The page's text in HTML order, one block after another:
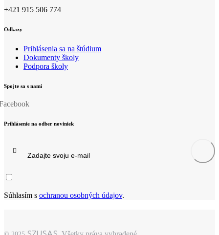
+421 915 506 774
Odkazy
Prihlásenia sa na štúdium
Dokumenty školy
Podpora školy
Spojte sa s nami
Prihlásenie na odber noviniek
Súhlasím s ochranou osobných údajov.